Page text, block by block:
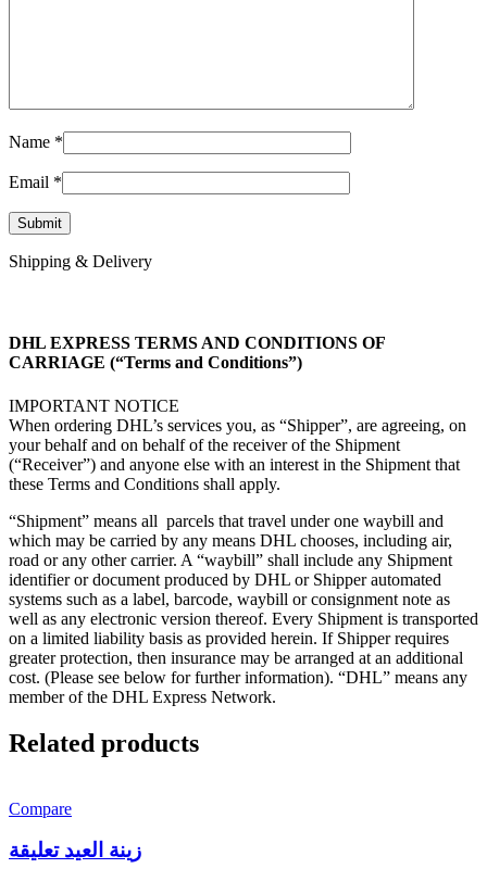
Name *
Email *
Shipping & Delivery
DHL EXPRESS TERMS AND CONDITIONS OF
CARRIAGE (“Terms and Conditions”)
IMPORTANT NOTICE
When ordering DHL’s services you, as “Shipper”, are agreeing, on
your behalf and on behalf of the receiver of the Shipment
(“Receiver”) and anyone else with an interest in the Shipment that
these Terms and Conditions shall apply.
“Shipment” means all parcels that travel under one waybill and
which may be carried by any means DHL chooses, including air,
road or any other carrier. A “waybill” shall include any Shipment
identifier or document produced by DHL or Shipper automated
systems such as a label, barcode, waybill or consignment note as
well as any electronic version thereof. Every Shipment is transported
on a limited liability basis as provided herein. If Shipper requires
greater protection, then insurance may be arranged at an additional
cost. (Please see below for further information). “DHL” means any
member of the DHL Express Network.
Related products
Compare
زينة العيد تعليقة